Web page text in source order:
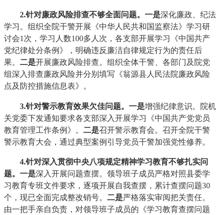
2.针对廉政风险排查不够全面问题。一是深化廉政、纪法
学习。组织全院干警开展《中华人民共和国监察法》学习研
讨会1次，学习人数100多人次，各支部开展学习《中国共产
党纪律处分条例》，明确违反廉洁自律规定行为的责任后
果。二是开展廉政风险排查。组织全体干警、各部门及院党
组深入排查廉政风险并分别填写《翁源县人民法院廉政风险
点及防控措施信息表》。
3.针对警示教育效果欠佳问题。一是增强纪律意识。院机
关党委下发通知要求各支部深入开展学习《中国共产党党员
教育管理工作条例》。二是召开警示教育会。召开全院干警
警示教育大会，通过典型案例引导党员干警加强党性修养。
4.针对深入贯彻中央八项规定精神学习教育不够扎实问
题。一是深入开展问题查摆。领导班子成员严格对照县委学
习教育专班文件要求，逐项开展自我查摆，累计查摆问题30
个，现已全面完成整改销号。二是严格落实审阅把关责任。
由一把手亲自负责，对领导班子成员的《学习教育查摆问题